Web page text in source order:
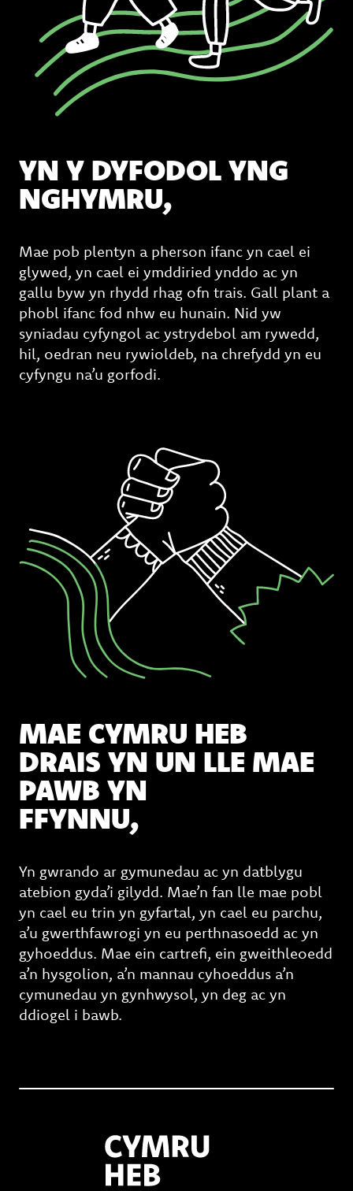
YN Y DYFODOL YNG
NGHYMRU,
Mae pob plentyn a pherson ifanc yn cael ei
glywed, yn cael ei ymddiried ynddo ac yn
gallu byw yn rhydd rhag ofn trais. Gall plant a
phobl ifanc fod nhw eu hunain. Nid yw
syniadau cyfyngol ac ystrydebol am rywedd,
hil, oedran neu rywioldeb, na chrefydd yn eu
cyfyngu na’u gorfodi.
MAE CYMRU HEB
DRAIS YN UN LLE MAE
PAWB YN
FFYNNU,
Yn gwrando ar gymunedau ac yn datblygu
atebion gyda’i gilydd. Mae’n fan lle mae pobl
yn cael eu trin yn gyfartal, yn cael eu parchu,
a’u gwerthfawrogi yn eu perthnasoedd ac yn
gyhoeddus. Mae ein cartrefi, ein gweithleoedd
a’n hysgolion, a’n mannau cyhoeddus a’n
cymunedau yn gynhwysol, yn deg ac yn
ddiogel i bawb.